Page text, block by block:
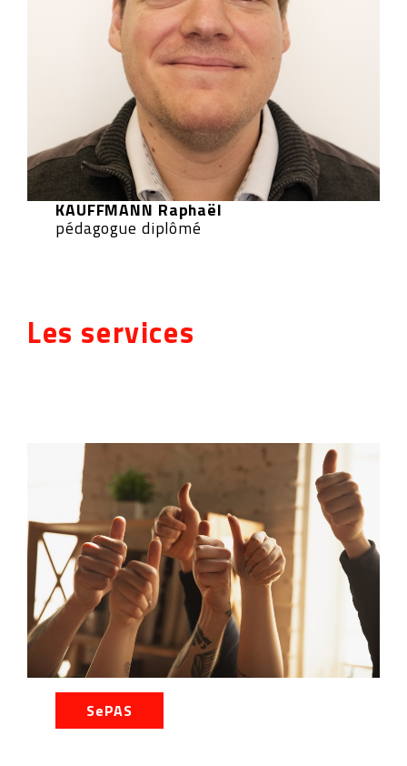
KAUFFMANN Raphaël
pédagogue diplômé
Les services
SePAS